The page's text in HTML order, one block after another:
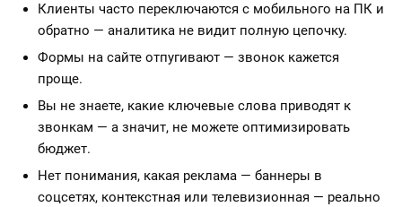
Клиенты часто переключаются с мобильного на ПК и
обратно — аналитика не видит полную цепочку.
Формы на сайте отпугивают — звонок кажется
проще.
Вы не знаете, какие ключевые слова приводят к
звонкам — а значит, не можете оптимизировать
бюджет.
Нет понимания, какая реклама — баннеры в
соцсетях, контекстная или телевизионная — реально